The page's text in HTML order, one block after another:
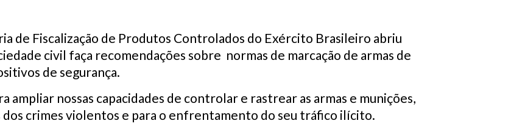
de Fiscalização de Produtos Controlados do Exército Brasileiro abriu
civil faça recomendações sobre normas de marcação de armas de
de segurança.
ampliar nossas capacidades de controlar e rastrear as armas e munições,
crimes violentos e para o enfrentamento do seu tráfico ilícito.